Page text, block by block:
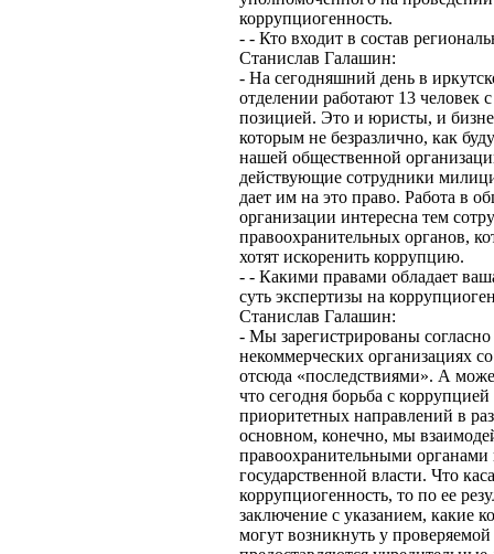
коррупциогенность.
- - Кто входит в состав
Станислав Галашин:
- На сегодняшний день в
отделении работают 13 человек
позицией. Это и юристы, и
которым не безразлично, как
нашей общественной
действующие сотрудники
дает им на это право. Работа в
организации интересна тем
правоохранительных органов,
хотят искоренить коррупцию.
- - Какими правами обладает
суть экспертизы на
Станислав Галашин:
- Мы зарегистрированы
некоммерческих организациях
отсюда «последствиями». А
что сегодня борьба с
приоритетных направлений в
основном, конечно, мы
правоохранительными органами
государственной власти. Что
коррупциогенность, то по ее
заключение с указанием, какие
могут возникнуть у